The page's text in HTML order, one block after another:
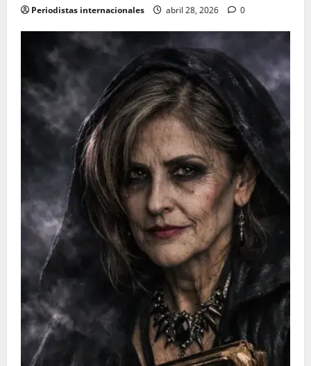
Periodistas internacionales abril 28, 2026 0